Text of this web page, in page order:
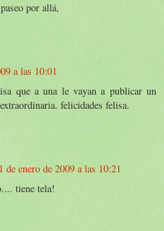
por allá,
a las 10:01
que a una le vayan a publicar un
felicidades felisa.
de enero de 2009 a las 10:21
tiene tela!